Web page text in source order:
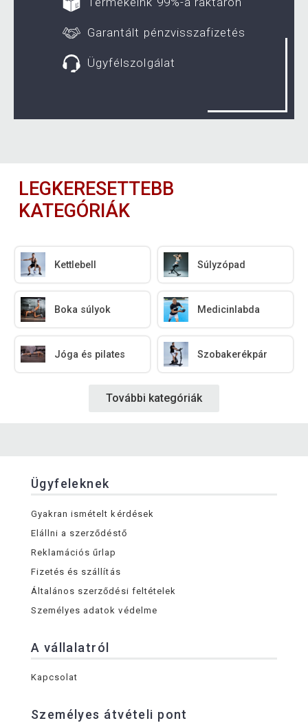
Garantált pénzvisszafizetés
Ügyfélszolgálat
LEGKERESETTEBB
KATEGÓRIÁK
Kettlebell Súlyzópad
Boka súlyok Medicinlabda
Jóga és pilates Szobakerékpár
További kategóriák
Ügyfeleknek
Gyakran ismételt kérdések
Elállni a szerződéstő
Reklamációs űrlap
Fizetés és szállítás
Általános szerződési feltételek
Személyes adatok védelme
A vállalatról
Kapcsolat
Személyes átvételi pont